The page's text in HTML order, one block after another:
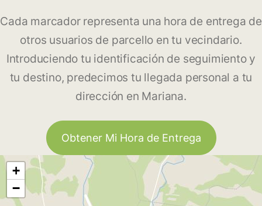
Cada marcador representa una hora de entrega de
otros usuarios de parcello en tu vecindario.
Introduciendo tu identificación de seguimiento y
tu destino, predecimos tu llegada personal a tu
dirección en Mariana.
Obtener Mi Hora de Entrega
+
−